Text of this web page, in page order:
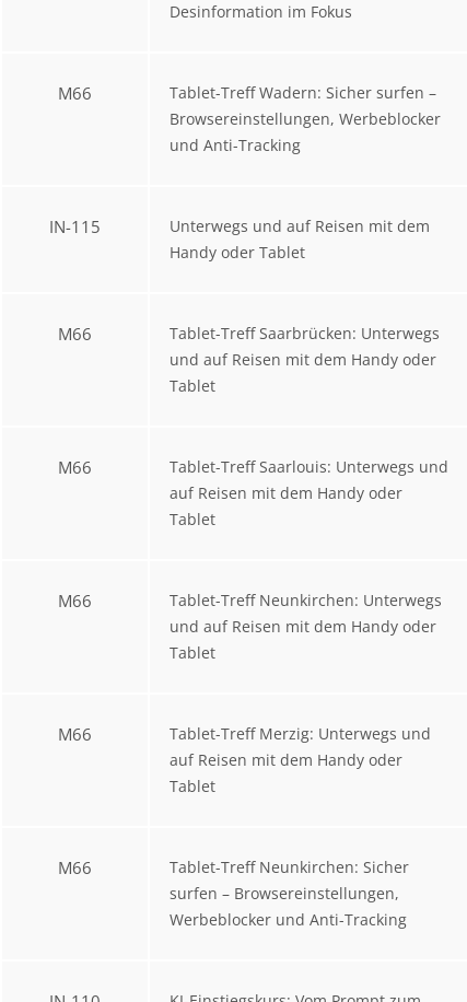
Desinformation im Fokus
M66
Tablet-Treff Wadern: Sicher surfen –
Browsereinstellungen, Werbeblocker
und Anti-Tracking
IN-115
Unterwegs und auf Reisen mit dem
Handy oder Tablet
M66
Tablet-Treff Saarbrücken: Unterwegs
und auf Reisen mit dem Handy oder
Tablet
M66
Tablet-Treff Saarlouis: Unterwegs und
auf Reisen mit dem Handy oder
Tablet
M66
Tablet-Treff Neunkirchen: Unterwegs
und auf Reisen mit dem Handy oder
Tablet
M66
Tablet-Treff Merzig: Unterwegs und
auf Reisen mit dem Handy oder
Tablet
M66
Tablet-Treff Neunkirchen: Sicher
surfen – Browsereinstellungen,
Werbeblocker und Anti-Tracking